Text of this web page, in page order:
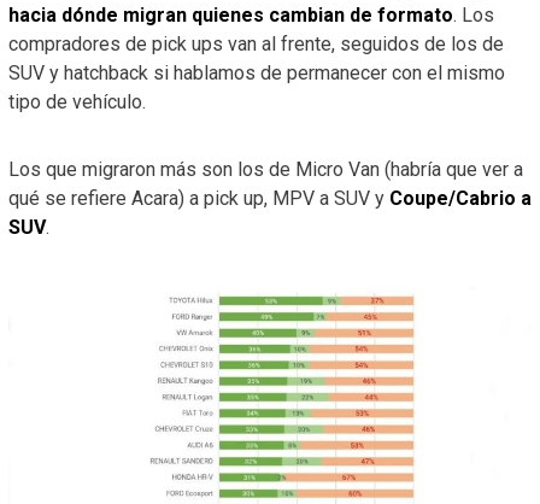
hacia dónde migran quienes cambian de formato. Los
compradores de pick ups van al frente, seguidos de los de
SUV y hatchback si hablamos de permanecer con el mismo
tipo de vehículo.
Los que migraron más son los de Micro Van (habría que ver a
qué se refiere Acara) a pick up, MPV a SUV y Coupe/Cabrio a
SUV.